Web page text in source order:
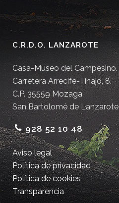
C.R.D.O. LANZAROTE
Casa-Museo del Campesino.
Carretera Arrecife-Tinajo, 8.
C.P. 35559 Mozaga
San Bartolomé de Lanzarote
928 52 10 48
Aviso legal
Política de privacidad
Política de cookies
Transparencia